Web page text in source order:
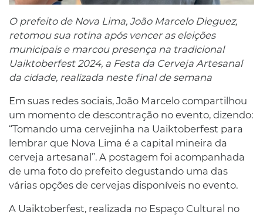
O prefeito de Nova Lima, João Marcelo Dieguez,
retomou sua rotina após vencer as eleições
municipais e marcou presença na tradicional
Uaiktoberfest 2024, a Festa da Cerveja Artesanal
da cidade, realizada neste final de semana
Em suas redes sociais, João Marcelo compartilhou
um momento de descontração no evento, dizendo:
“Tomando uma cervejinha na Uaiktoberfest para
lembrar que Nova Lima é a capital mineira da
cerveja artesanal”. A postagem foi acompanhada
de uma foto do prefeito degustando uma das
várias opções de cervejas disponíveis no evento.
A Uaiktoberfest, realizada no Espaço Cultural no